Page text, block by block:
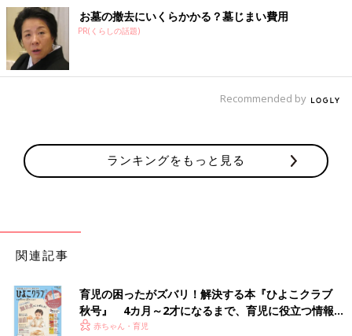
お墓の撤去にいくらかかる？墓じまい費用
PR(くらしの話題)
Recommended by
ランキングをもっと見る
関連記事
育児の困ったがズバリ！解決する本『ひよこクラブ
秋号』 4カ月～2才になるまで、育児に役立つ情報が
いっぱい！
赤ちゃん・育児